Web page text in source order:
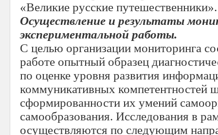
«Великие русские путешественники».
Осуществление и результаты
экспериментальной работы.
С целью организации мониторинга
работе опытный образец
по оценке уровня развития
коммуникативных компетентностей
сформированности их умений
самообразования. Исследования в
осуществляются по следующим